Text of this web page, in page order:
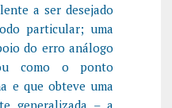
a ser desejado
particular; uma
do erro análogo
como o ponto
e que obteve uma
generalizada – a